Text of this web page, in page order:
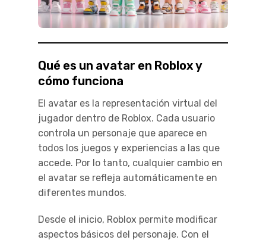
Qué es un avatar en Roblox y
cómo funciona
El avatar es la representación virtual del
jugador dentro de Roblox. Cada usuario
controla un personaje que aparece en
todos los juegos y experiencias a las que
accede. Por lo tanto, cualquier cambio en
el avatar se refleja automáticamente en
diferentes mundos.
Desde el inicio, Roblox permite modificar
aspectos básicos del personaje. Con el